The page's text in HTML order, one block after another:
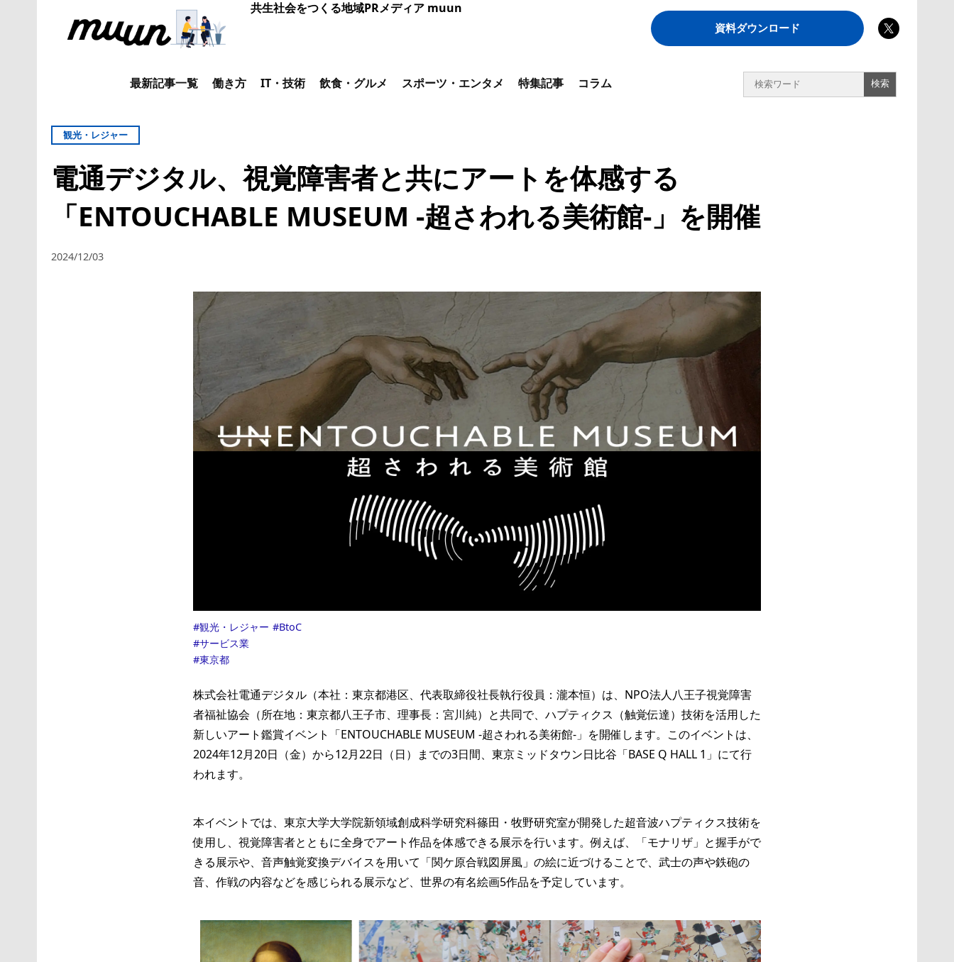
共生社会をつくる地域PRメディア muun
資料ダウンロード
最新記事一覧 働き方 IT・技術 飲食・グルメ スポーツ・エンタメ 特集記事 コラム
観光・レジャー
電通デジタル、視覚障害者と共にアートを体感する
「ENTOUCHABLE MUSEUM -超さわれる美術館-」を開催
2024/12/03
観光・レジャー
BtoC
サービス業
東京都
株式会社電通デジタル（本社：東京都港区、代表取締役社長執行役員：瀧本恒）は、NPO法人八王子視覚障害
者福祉協会（所在地：東京都八王子市、理事長：宮川純）と共同で、ハプティクス（触覚伝達）技術を活用した
新しいアート鑑賞イベント「ENTOUCHABLE MUSEUM -超さわれる美術館-」を開催します。このイベントは、
2024年12月20日（金）から12月22日（日）までの3日間、東京ミッドタウン日比谷「BASE Q HALL 1」にて行
われます。
本イベントでは、東京大学大学院新領域創成科学研究科篠田・牧野研究室が開発した超音波ハプティクス技術を
使用し、視覚障害者とともに全身でアート作品を体感できる展示を行います。例えば、「モナリザ」と握手がで
きる展示や、音声触覚変換デバイスを用いて「関ケ原合戦図屏風」の絵に近づけることで、武士の声や鉄砲の
音、作戦の内容などを感じられる展示など、世界の有名絵画5作品を予定しています。